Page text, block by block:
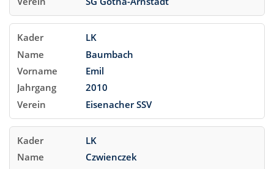
LK
Baumbach
Emil
2010
Eisenacher SSV
LK
Czwienczek